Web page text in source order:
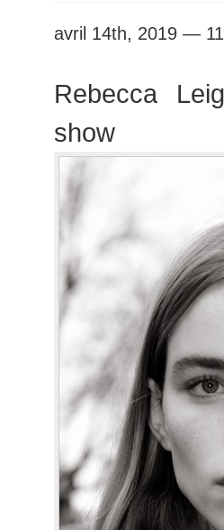
avril 14th, 2019 —
Rebecca
show